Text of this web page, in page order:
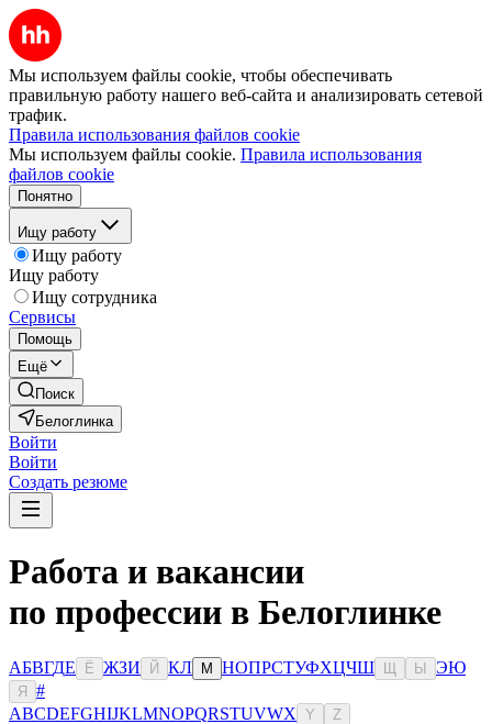
Мы используем файлы cookie, чтобы обеспечивать
правильную работу нашего веб-сайта и анализировать сетевой
трафик.
Правила использования файлов cookie
Мы используем файлы cookie. Правила использования
файлов cookie
Понятно
Ищу работу
Ищу работу
Ищу работу
Ищу сотрудника
Сервисы
Помощь
Ещё
Поиск
Белоглинка
Войти
Войти
Создать резюме
Работа и вакансии
по профессии в Белоглинке
АБВГДЕ Ё ЖЗИ Й КЛ М НОПРСТУФХЦЧШ Ы ЭЮ
Я
#
ABCDEFGHIJKLMNOPQRSTUVWX Y Z